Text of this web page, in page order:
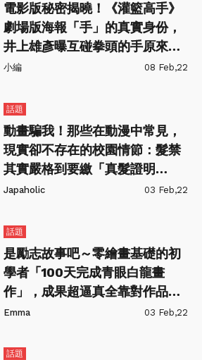
電影版秘密揭曉！《灌籃高手》
劇場版海報「手」的真實身份，
井上雄彥曝互碰拳頭的手原來是
他！
小編 08 Feb,22
話題
動畫騙我！那些在動漫中常見，
現實卻不存在的校園情節：髮禁
其實嚴格到要繳「真髮證明
書」？
Japaholic 03 Feb,22
話題
是勵志故事吧～零繪畫基礎的初
學者「100天完成青眼白龍畫
作」，成果超逼真全靠對作品的
愛！
Emma 03 Feb,22
話題